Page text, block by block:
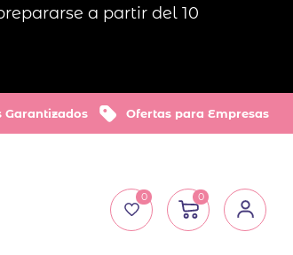
a partir del 10
Garantizados Ofertas para Empresas
0 0